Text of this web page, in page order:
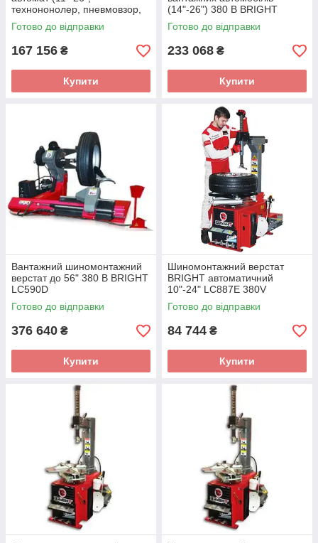
технононолер, пневмовзор,
Auto Hook ZD05) BRIGHT
GT889NV-AL390H 380
Готово до відправки
167 156 ₴
Купити
(14"-26") 380 В BRIGHT
LC588S
Готово до відправки
233 068 ₴
Купити
Вантажний шиномонтажний
верстат до 56" 380 В BRIGHT
LC590D
Готово до відправки
376 640 ₴
Купити
Шиномонтажний верстат
BRIGHT автоматичний
10"-24" LC887E 380V
Готово до відправки
84 744 ₴
Купити